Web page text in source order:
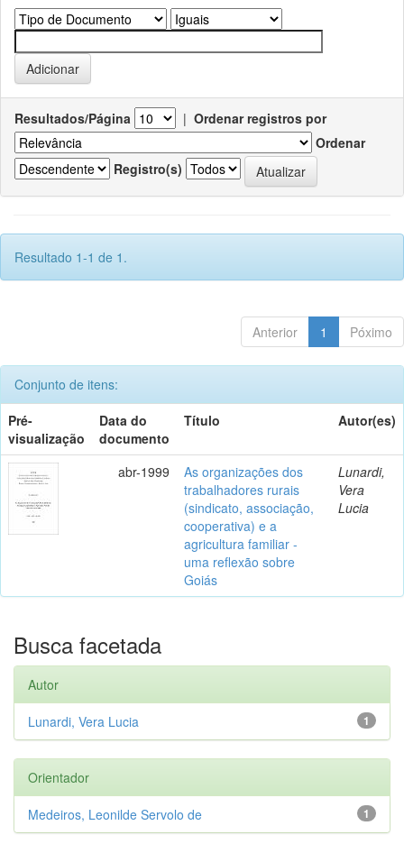
Resultados/Página | Ordenar registros por
Ordenar
Registro(s)
Resultado 1-1 de 1.
Anterior 1 Póximo
Conjunto de itens:
Pré-
visualização
Data do
documento
Título Autor(es)
abr-1999
As organizações dos
trabalhadores rurais
(sindicato, associação,
cooperativa) e a
agricultura familiar -
uma reflexão sobre
Goiás
Lunardi,
Vera
Lucia
Busca facetada
Autor
1
Lunardi, Vera Lucia
Orientador
1
Medeiros, Leonilde Servolo de